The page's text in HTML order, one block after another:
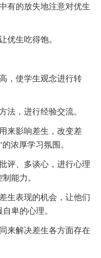
有的放失地注意对优生
优生吃得饱。
，使学生观念进行转
法，进行经验交流。
来影响差生，改变差
浓厚学习氛围。
评、多谈心，进行心理
能力。
生表现的机会，让他们
卑的心理。
来解决差生各方面存在